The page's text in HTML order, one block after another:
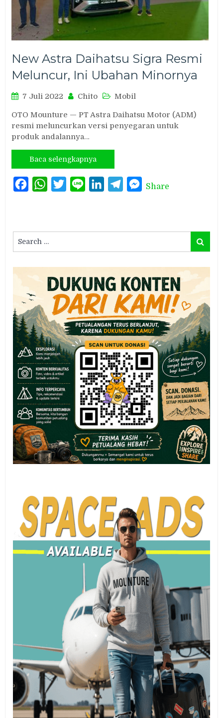
New Astra Daihatsu Sigra Resmi
Meluncur, Ini Ubahan Minornya
7 Juli 2022 Chito Mobil
OTO Mounture — PT Astra Daihatsu Motor (ADM)
resmi meluncurkan versi penyegaran untuk
produk andalannya…
Baca selengkapnya
FacebookWhatsAppTwitterLine LinkedInTelegramMessenger
Share
for:
Search